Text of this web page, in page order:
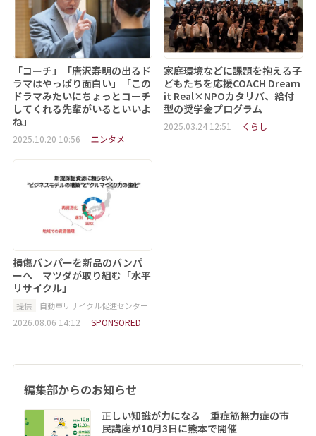
「コーチ」「唐沢寿明の出るド
ラマはやっぱり面白い」「この
ドラマみたいにちょっとコーチ
してくれる先輩がいるといいよ
ね」
2025.10.20 10:56 エンタメ
家庭環境などに課題を抱える子
どもたちを応援COACH Dream
it Real×NPOカタリバ、給付
型の奨学金プログラム
2025.03.24 12:51 くらし
損傷バンパーを新品のバンパ
ーへ マツダが取り組む「水平
リサイクル」
提供 自動車リサイクル促進センター
2026.08.06 14:12 SPONSORED
編集部からのお知らせ
正しい知識が力になる 重症筋無力症の市
民講座が10月3日に熊本で開催